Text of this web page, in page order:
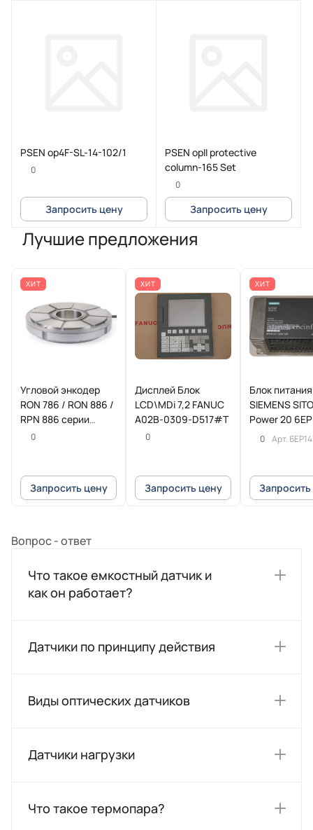
PSEN op4F-SL-14-102/1
0
Запросить цену
PSEN opII protective
column-165 Set
0
Запросить цену
Лучшие предложения
ХИТ
Угловой энкодер
RON 786 / RON 886 /
RPN 886 серии
HEIDENHAIN
0
Запросить цену
ХИТ
Дисплей Блок
LCD\MDi 7,2 FANUC
A02B-0309-D517#T
0
Запросить цену
ХИТ
Блок питания
SIEMENS
Power 20
1SL11
0 Арт.
Вопрос - ответ
Что такое емкостный датчик и
как он работает?
Датчики по принципу действия
Виды оптических датчиков
Датчики нагрузки
Что такое термопара?